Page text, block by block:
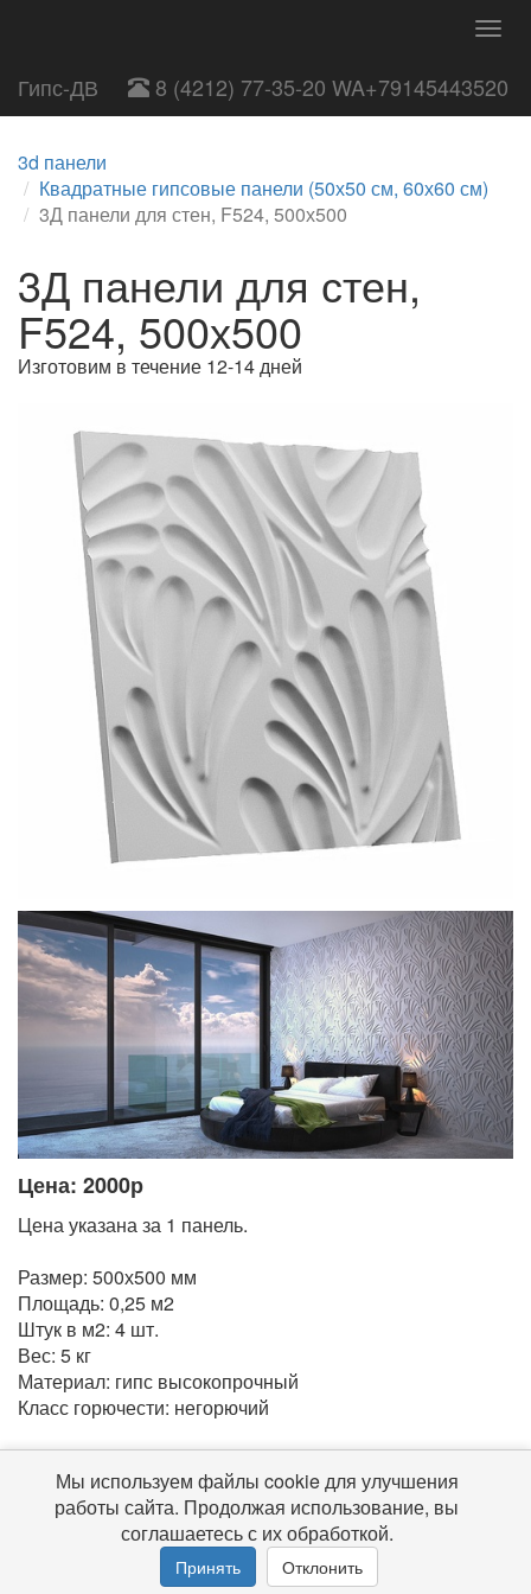
Гипс-ДВ 8 (4212) 77-35-20 WA+79145443520
3d панели
Квадратные гипсовые панели (50х50 см, 60х60 см)
3Д панели для стен, F524, 500х500
3Д панели для стен,
F524, 500х500
Изготовим в течение 12-14 дней
Цена: 2000р
Цена указана за 1 панель.
Размер: 500х500 мм
Площадь: 0,25 м2
Штук в м2: 4 шт.
Вес: 5 кг
Материал: гипс высокопрочный
Класс горючести: негорючий
© 2016-2026 Гипс-ДВ Все права защищены
Мы используем файлы cookie для улучшения
работы сайта. Продолжая использование, вы
соглашаетесь с их обработкой.
Принять Отклонить